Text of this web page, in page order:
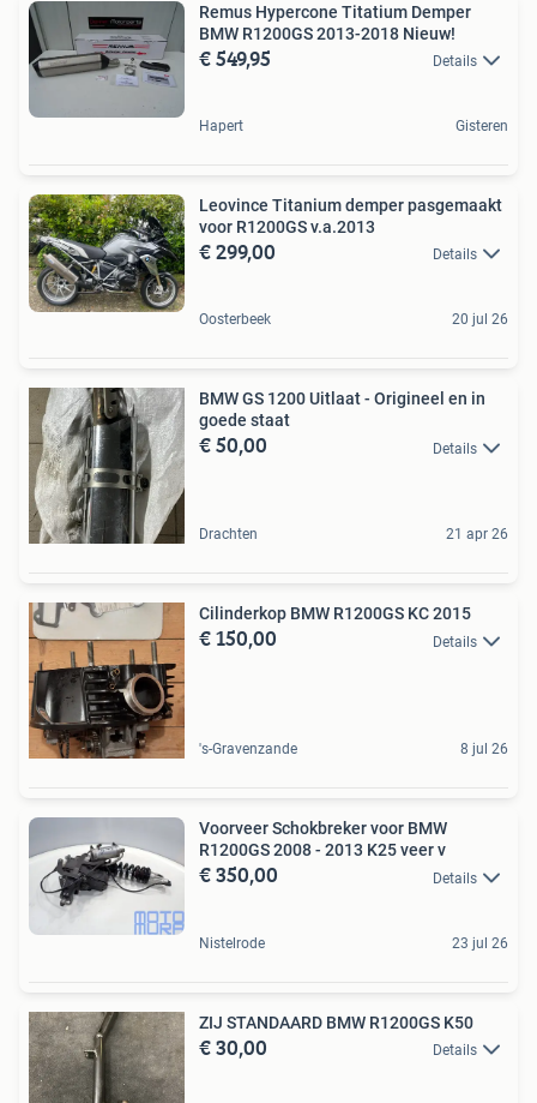
Remus Hypercone Titatium Demper
BMW R1200GS 2013-2018 Nieuw!
€ 549,95 Details
Hapert Gisteren
Leovince Titanium demper pasgemaakt
voor R1200GS v.a.2013
€ 299,00 Details
Oosterbeek 20 jul 26
BMW GS 1200 Uitlaat - Origineel en in
goede staat
€ 50,00 Details
Drachten 21 apr 26
Cilinderkop BMW R1200GS KC 2015
€ 150,00 Details
's-Gravenzande 8 jul 26
Voorveer Schokbreker voor BMW
R1200GS 2008 - 2013 K25 veer v
€ 350,00 Details
Nistelrode 23 jul 26
ZIJ STANDAARD BMW R1200GS K50
€ 30,00 Details